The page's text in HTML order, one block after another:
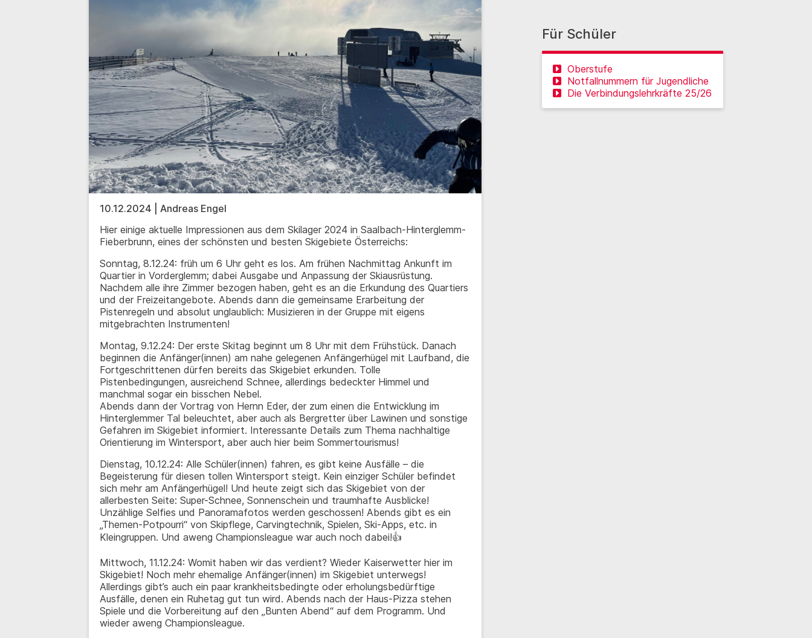
10.12.2024 | Andreas Engel
Hier einige aktuelle Impressionen aus dem Skilager 2024 in Saalbach-Hinterglemm-
Fieberbrunn, eines der schönsten und besten Skigebiete Österreichs:
Sonntag, 8.12.24: früh um 6 Uhr geht es los. Am frühen Nachmittag Ankunft im
Quartier in Vorderglemm; dabei Ausgabe und Anpassung der Skiausrüstung.
Nachdem alle ihre Zimmer bezogen haben, geht es an die Erkundung des Quartiers
und der Freizeitangebote. Abends dann die gemeinsame Erarbeitung der
Pistenregeln und absolut unglaublich: Musizieren in der Gruppe mit eigens
mitgebrachten Instrumenten!
Montag, 9.12.24: Der erste Skitag beginnt um 8 Uhr mit dem Frühstück. Danach
beginnen die Anfänger(innen) am nahe gelegenen Anfängerhügel mit Laufband, die
Fortgeschrittenen dürfen bereits das Skigebiet erkunden. Tolle
Pistenbedingungen, ausreichend Schnee, allerdings bedeckter Himmel und
manchmal sogar ein bisschen Nebel.
Abends dann der Vortrag von Hernn Eder, der zum einen die Entwicklung im
Hinterglemmer Tal beleuchtet, aber auch als Bergretter über Lawinen und sonstige
Gefahren im Skigebiet informiert. Interessante Details zum Thema nachhaltige
Orientierung im Wintersport, aber auch hier beim Sommertourismus!
Dienstag, 10.12.24: Alle Schüler(innen) fahren, es gibt keine Ausfälle – die
Begeisterung für diesen tollen Wintersport steigt. Kein einziger Schüler befindet
sich mehr am Anfängerhügel! Und heute zeigt sich das Skigebiet von der
allerbesten Seite: Super-Schnee, Sonnenschein und traumhafte Ausblicke!
Unzählige Selfies und Panoramafotos werden geschossen! Abends gibt es ein
„Themen-Potpourri“ von Skipflege, Carvingtechnik, Spielen, Ski-Apps, etc. in
Kleingruppen. Und aweng Championsleague war auch noch dabei!👍
Mittwoch, 11.12.24: Womit haben wir das verdient? Wieder Kaiserwetter hier im
Skigebiet! Noch mehr ehemalige Anfänger(innen) im Skigebiet unterwegs!
Allerdings gibt’s auch ein paar krankheitsbedingte oder erholungsbedürftige
Ausfälle, denen ein Ruhetag gut tun wird. Abends nach der Haus-Pizza stehen
Spiele und die Vorbereitung auf den „Bunten Abend“ auf dem Programm. Und
wieder aweng Championsleague.
Für Schüler
Oberstufe
Notfallnummern für Jugendliche
Die Verbindungslehrkräfte 25/26